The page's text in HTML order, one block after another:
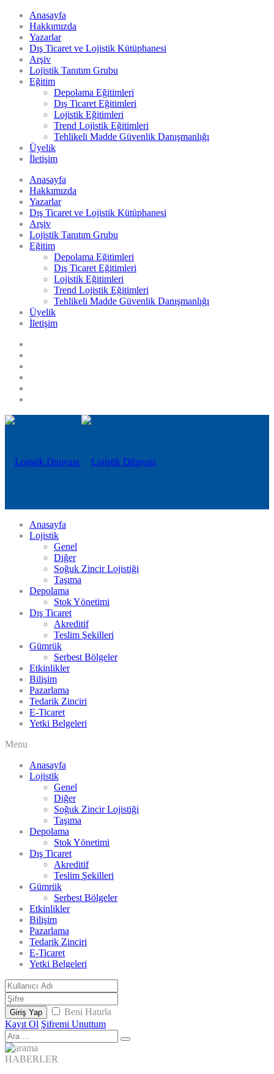
Anasayfa
Hakkımızda
Yazarlar
Dış Ticaret ve Lojistik Kütüphanesi
Arşiv
Lojistik Tanıtım Grubu
Eğitim
Depolama Eğitimleri
Dış Ticaret Eğitimleri
Lojistik Eğitimleri
Trend Lojistik Eğitimleri
Tehlikeli Madde Güvenlik Danışmanlığı
Üyelik
İletişim
Anasayfa
Hakkımızda
Yazarlar
Dış Ticaret ve Lojistik Kütüphanesi
Arşiv
Lojistik Tanıtım Grubu
Eğitim
Depolama Eğitimleri
Dış Ticaret Eğitimleri
Lojistik Eğitimleri
Trend Lojistik Eğitimleri
Tehlikeli Madde Güvenlik Danışmanlığı
Üyelik
İletişim
Anasayfa
Lojistik
Genel
Diğer
Soğuk Zincir Lojistiği
Taşıma
Depolama
Stok Yönetimi
Dış Ticaret
Akreditif
Teslim Şekilleri
Gümrük
Serbest Bölgeler
Etkinlikler
Bilişim
Pazarlama
Tedarik Zinciri
E-Ticaret
Yetki Belgeleri
Menu
Anasayfa
Lojistik
Genel
Diğer
Soğuk Zincir Lojistiği
Taşıma
Depolama
Stok Yönetimi
Dış Ticaret
Akreditif
Teslim Şekilleri
Gümrük
Serbest Bölgeler
Etkinlikler
Bilişim
Pazarlama
Tedarik Zinciri
E-Ticaret
Yetki Belgeleri
Giriş Yap
Beni Hatırla
Kayıt Ol Şifremi Unuttum
HABERLER